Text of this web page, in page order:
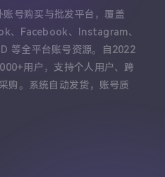
号购买与批发平台，覆盖
、Facebook、Instagram、
等全平台账号资源。自2022
用户，支持个人用户、跨
购。系统自动发货，账号质